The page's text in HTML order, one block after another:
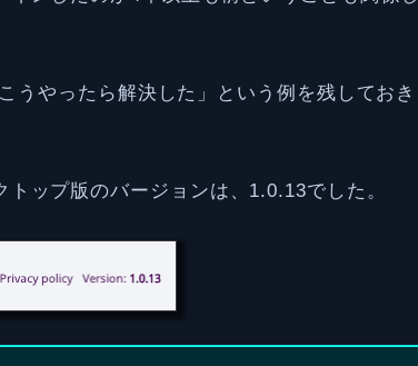
うやったら解決した」という例を残しておき
ップ版のバージョンは、1.0.13でした。